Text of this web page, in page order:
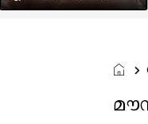
Humour Story I Rajeev